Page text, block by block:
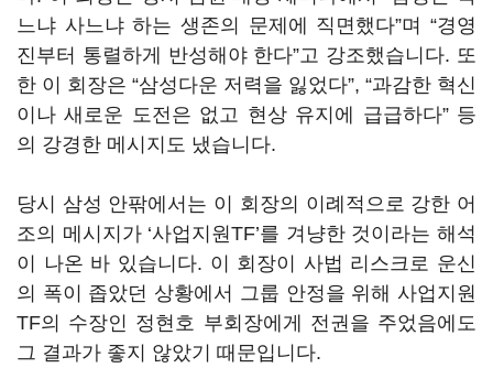
느냐 사느냐 하는 생존의 문제에 직면했다”며“경영
진부터 통렬하게 반성해야 한다”고 강조했습니다. 또
한 이 회장은 “삼성다운 저력을 잃었다”, “과감한 혁신
이나 새로운 도전은 없고 현상 유지에 급급하다” 등
의 강경한 메시지도 냈습니다.
당시 삼성 안팎에서는 이 회장의 이례적으로 강한 어
조의 메시지가 ‘사업지원TF’를 겨냥한 것이라는 해석
이 나온 바 있습니다. 이 회장이 사법 리스크로 운신
의 폭이 좁았던 상황에서 그룹 안정을 위해 사업지원
TF의 수장인 정현호 부회장에게 전권을 주었음에도
그 결과가 좋지 않았기 때문입니다.